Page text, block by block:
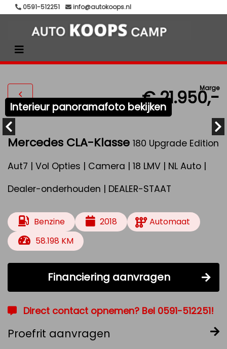
0591-512251 info@autokoops.nl
Marge
€ 21.950,-
Interieur panoramafoto bekijken
Mercedes CLA-Klasse 180 Upgrade Edition
Aut7 | Vol Opties | Camera | 18 LMV | NL Auto |
Dealer-onderhouden | DEALER-STAAT
Benzine 2018
Automaat
58.198 KM
Financiering aanvragen
Direct contact opnemen? Bel 0591-512251!
Proefrit aanvragen